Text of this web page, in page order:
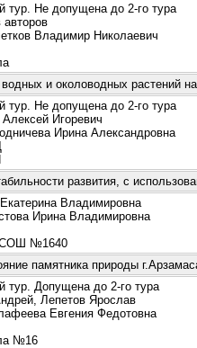
тур. Не допущена до 2-го тура
авторов
Владимир Николаевич
и околоводных растений
тур. Не допущена до 2-го тура
Игоревич
Ирина Александровна
развития, c
Владимировна
Ирина Владимировна
№1640
памятника природы
тур. Допущена до 2-го тура
Лепетов Ярослав
Евгения Федотовна
№16